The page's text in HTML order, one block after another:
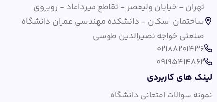
تهران - خیابان ولیعصر - تقاطع میرداماد - روبروی
ساختمان اسکان - دانشکده مهندسی عمران دانشگاه
صنعتی خواجه نصیرالدین طوسی
02188201436
09195414862
لینک های کاربردی
نمونه سوالات امتحانی دانشگاه